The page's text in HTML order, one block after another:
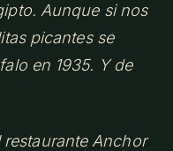
Aunque si nos
picantes se
en 1935. Y de
restaurante Anchor